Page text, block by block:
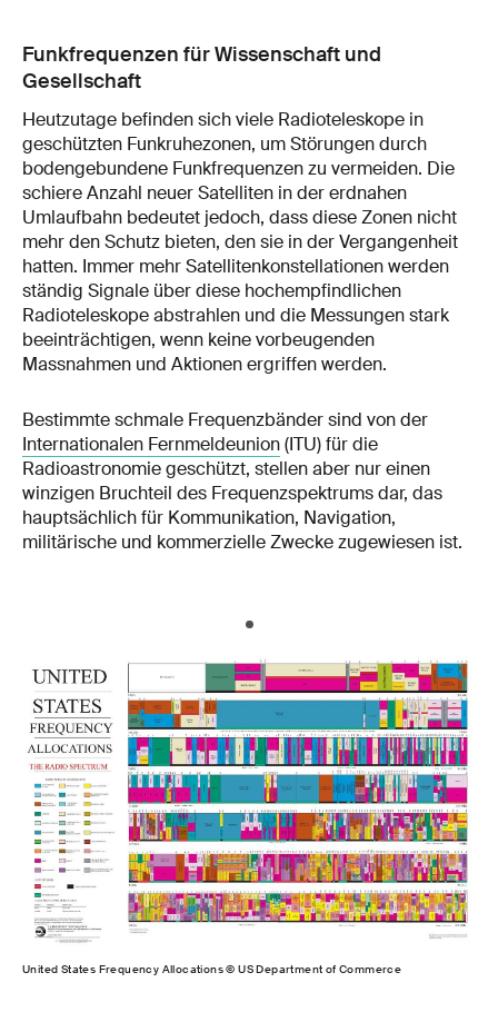
Funkfrequenzen für Wissenschaft und
Gesellschaft
Heutzutage befinden sich viele Radioteleskope in
geschützten Funkruhezonen, um Störungen durch
bodengebundene Funkfrequenzen zu vermeiden. Die
schiere Anzahl neuer Satelliten in der erdnahen
Umlaufbahn bedeutet jedoch, dass diese Zonen nicht
mehr den Schutz bieten, den sie in der Vergangenheit
hatten. Immer mehr Satellitenkonstellationen werden
ständig Signale über diese hochempfindlichen
Radioteleskope abstrahlen und die Messungen stark
beeinträchtigen, wenn keine vorbeugenden
Massnahmen und Aktionen ergriffen werden.
Bestimmte schmale Frequenzbänder sind von der
Internationalen Fernmeldeunion(ITU) für die
Radioastronomie geschützt, stellen aber nur einen
winzigen Bruchteil des Frequenzspektrums dar, das
hauptsächlich für Kommunikation, Navigation,
militärische und kommerzielle Zwecke zugewiesen ist.
United States Frequency Allocations © US Department of Commerce